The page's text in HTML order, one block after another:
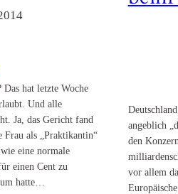
hat letzte Woche
Und alle
Ja, das Gericht fand
Frau als „Praktikantin“
eine normale
einen Cent zu
hatte…
angeblich
den
vor allem